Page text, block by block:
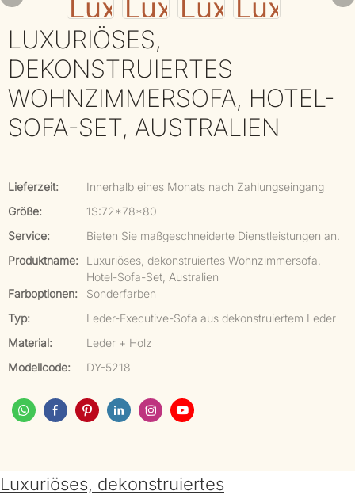
LUXURIÖSES,
DEKONSTRUIERTES
WOHNZIMMERSOFA, HOTEL-
SOFA-SET, AUSTRALIEN
Lieferzeit:
Innerhalb eines Monats nach Zahlungseingang
Größe:
1S:72*78*80
Service:
Bieten Sie maßgeschneiderte Dienstleistungen an.
Produktname:
Luxuriöses, dekonstruiertes Wohnzimmersofa,
Hotel-Sofa-Set, Australien
Farboptionen:
Sonderfarben
Typ:
Leder-Executive-Sofa aus dekonstruiertem Leder
Material:
Leder + Holz
Modellcode:
DY-5218
Luxuriöses, dekonstruiertes